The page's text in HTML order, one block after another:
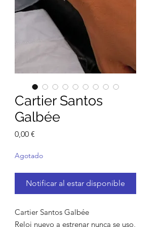
Cartier Santos
Galbée
0,00 €
Agotado
Notificar al estar disponible
Cartier Santos Galbée
Reloj nuevo a estrenar nunca se uso,